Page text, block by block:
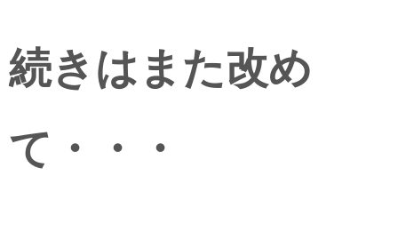
続きはまた改め
て・・・